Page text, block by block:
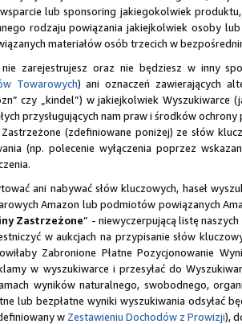
lub sponsoring jakiegokolwiek
rodzaju powiązania jakiejkolwiek osoby
materiałów osób trzecich w
nie zarejestrujesz oraz nie będziesz w inny
Towarowych) ani oznaczeń zawierających
czy „kindel”) w jakiejkolwiek
przysługujących nam praw i środków
Zastrzeżone (zdefiniowane poniżej) ze słów
(np. polecenie wyłączenia poprzez
ani nabywać słów kluczowych, haseł
Amazon lub podmiotów powiązanych
Zastrzeżone” - niewyczerpującą listę
w aukcjach na przypisanie słów
Zabronione Płatne Pozycjonowanie
w wyszukiwarce i przesyłać do
wyników naturalnego, swobodnego,
lub bezpłatne wyniki wyszukiwania odsyłać
w Zestawieniu Dochodów z Prowizji),